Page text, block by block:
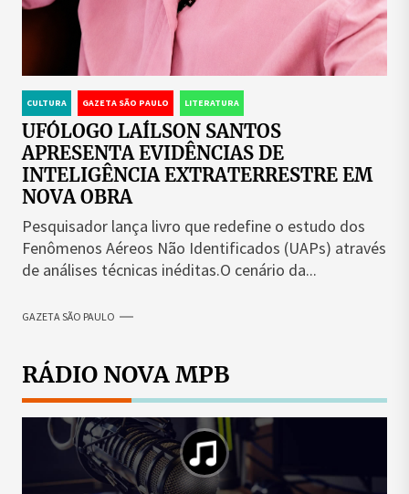
CULTURA GAZETA SÃO PAULO LITERATURA
UFÓLOGO LAÍLSON SANTOS
APRESENTA EVIDÊNCIAS DE
INTELIGÊNCIA EXTRATERRESTRE EM
NOVA OBRA
Pesquisador lança livro que redefine o estudo dos
Fenômenos Aéreos Não Identificados (UAPs) através
de análises técnicas inéditas.O cenário da...
GAZETA SÃO PAULO
RÁDIO NOVA MPB